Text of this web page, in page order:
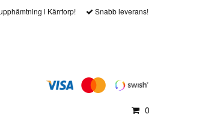
i Kärrtorp! Snabb leverans!
0